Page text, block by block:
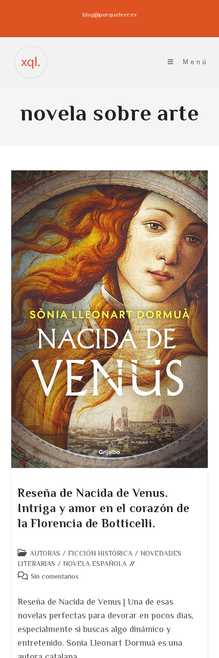
blog@porqueleer.es
Menú
novela sobre arte
Reseña de Nacida de Venus.
Intriga y amor en el corazón de
la Florencia de Botticelli.
Categoría
de
la
AUTORAS / FICCIÓN HISTÓRICA / NOVEDADES
LITERARIAS / NOVELA ESPAÑOLA
Comentarios
entrada:
Sin comentarios
Reseña de Nacida de Venus | Una de esas
novelas perfectas para devorar en pocos días,
especialmente si buscas algo dinámico y
entretenido. Sonia Lleonart Dormuà es una